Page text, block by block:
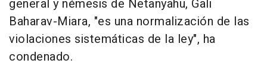
general y némesis de Netanyahu, Gali
Baharav-Miara, "es una normalización de las
violaciones sistemáticas de la ley", ha
condenado.